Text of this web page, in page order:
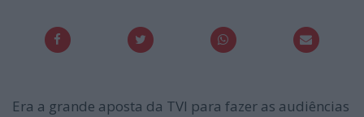
Era a grande aposta da TVI para fazer as audiências